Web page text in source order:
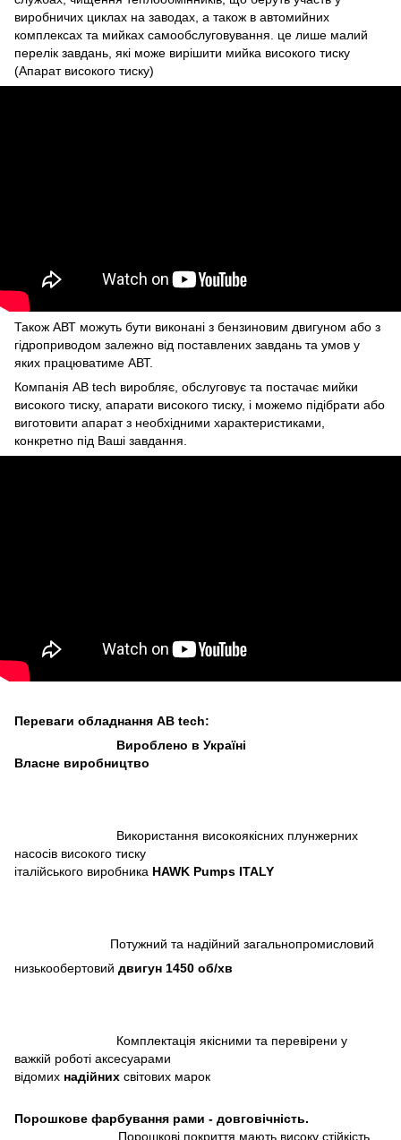
виробничих циклах на заводах, а також в автомийних
комплексах та мийках самообслуговування. це лише малий
перелік завдань, які може вирішити мийка високого тиску
(Апарат високого тиску)
Також АВТ можуть бути виконані з бензиновим двигуном або з
гідроприводом залежно від поставлених завдань та умов у
яких працюватиме АВТ.
Компанія AB tech виробляє, обслуговує та постачає мийки
високого тиску, апарати високого тиску, і можемо підібрати або
виготовити апарат з необхідними характеристиками,
конкретно під Ваші завдання.
Переваги обладнання AB tech:
Вироблено в Україні
Власне виробництво
Використання високоякісних плунжерних
насосів високого тиску
італійського виробника HAWK Pumps ITALY
Потужний та надійний загальнопромисловий
низькообертовий двигун 1450 об/хв
Комплектація якісними та перевірени у
важкій роботі аксесуарами
відомих надійних світових марок
Порошкове фарбування рами - довговічність.
Порошкові покриття мають високу стійкість